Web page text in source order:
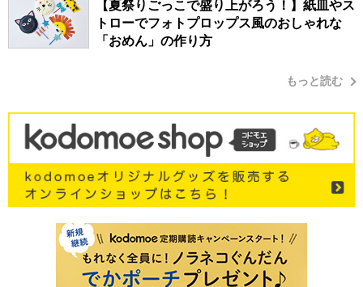
【夏祭りごっこで盛り上がろう！】紙皿やス
トローでフォトプロップス風のおしゃれな
「おめん」の作り方
もっと読む